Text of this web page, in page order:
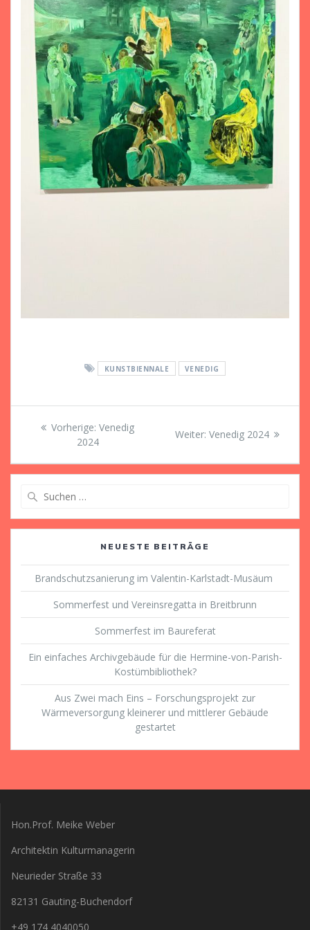
KUNSTBIENNALE VENEDIG
Beitragsnavigation
Vorherige: Vorheriger
Beitrag:
Venedig
2024
Weiter: Nächster
Venedig 2024
NEUESTE BEITRÄGE
Brandschutzsanierung im Valentin-Karlstadt-Musäum
Sommerfest und Vereinsregatta in Breitbrunn
Sommerfest im Baureferat
Ein einfaches Archivgebäude für die Hermine-von-Parish-
Kostümbibliothek?
Aus Zwei mach Eins – Forschungsprojekt zur
Wärmeversorgung kleinerer und mittlerer Gebäude
gestartet
Hon.Prof. Meike Weber
Architektin Kulturmanagerin
Neurieder Straße 33
82131 Gauting-Buchendorf
+49 174 4040050